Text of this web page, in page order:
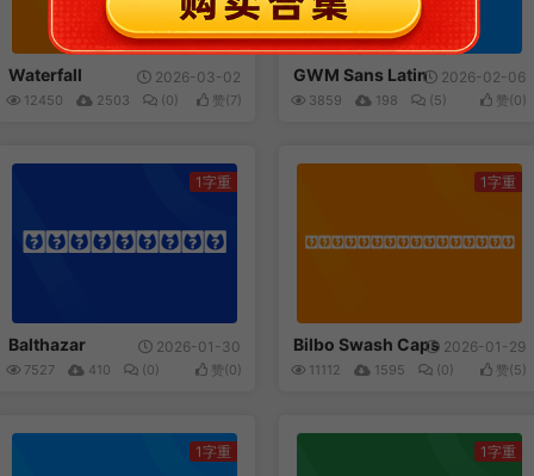
Waterfall 2026-03-02
12450 2503 (0) 赞( 7)
GWM Sans Latin 2026-02-06
3859 198 (5) 赞( 0 )
Balthazar
1字重
Balthazar 2026-01-30
7527 410 (0) 赞(0)
Bilbo Swash Caps
1字重
Bilbo Swash Caps 2026-01-29
11112 1595 (0) 赞(5)
1字重 1字重